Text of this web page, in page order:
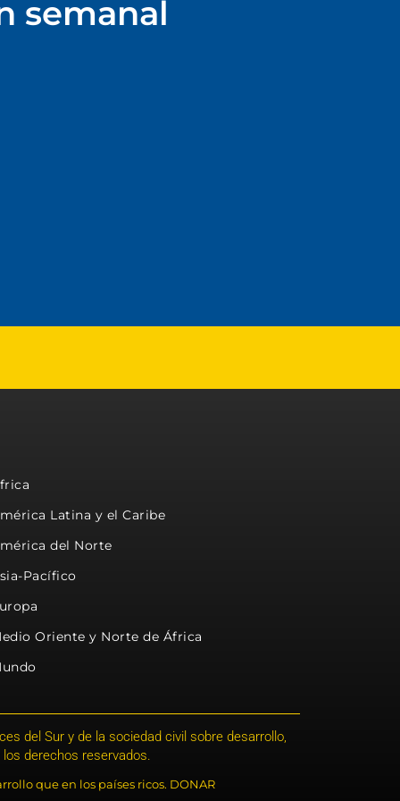
semanal
Latina y el Caribe
del Norte
Pacífico
Oriente y Norte de África
del Sur y de la sociedad civil sobre desarrollo,
derechos reservados.
que en los países ricos. DONAR